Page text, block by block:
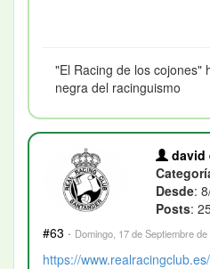
"El Racing de los cojones"
negra del racinguismo
david
Desde:
Posts:
#63 · Domingo, 17 de Septiembre
https://